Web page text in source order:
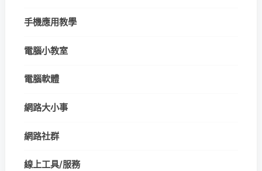
手機應用教學
電腦小教室
電腦軟體
網路大小事
網路社群
線上工具/服務